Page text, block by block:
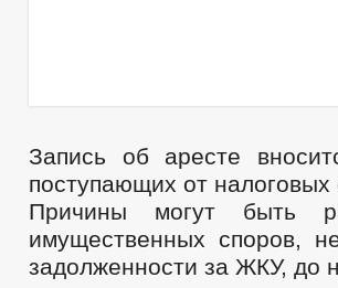
Запись об аресте
поступающих от
Причины могут быть
имущественных споров,
задолженности за ЖКУ, до